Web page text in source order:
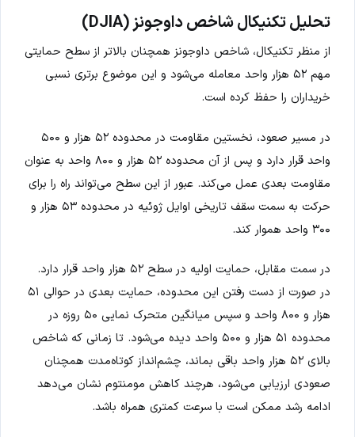
تحلیل تکنیکال شاخص داوجونز (DJIA)
از منظر تکنیکال، شاخص داوجونز همچنان بالاتر از سطح حمایتی
مهم ۵۲ هزار واحد معامله می‌شود و این موضوع برتری نسبی
خریداران را حفظ کرده است.
در مسیر صعود، نخستین مقاومت در محدوده ۵۲ هزار و ۵۰۰
واحد قرار دارد و پس از آن محدوده ۵۲ هزار و ۸۰۰ واحد به عنوان
مقاومت بعدی عمل می‌کند. عبور از این سطح می‌تواند راه را برای
حرکت به سمت سقف تاریخی اوایل ژوئیه در محدوده ۵۳ هزار و
۳۰۰ واحد هموار کند.
در سمت مقابل، حمایت اولیه در سطح ۵۲ هزار واحد قرار دارد.
در صورت از دست رفتن این محدوده، حمایت بعدی در حوالی ۵۱
هزار و ۸۰۰ واحد و سپس میانگین متحرک نمایی ۵۰ روزه در
محدوده ۵۱ هزار و ۵۰۰ واحد دیده می‌شود. تا زمانی که شاخص
بالای ۵۲ هزار واحد باقی بماند، چشم‌انداز کوتاه‌مدت همچنان
صعودی ارزیابی می‌شود، هرچند کاهش مومنتوم نشان می‌دهد
ادامه رشد ممکن است با سرعت کمتری همراه باشد.